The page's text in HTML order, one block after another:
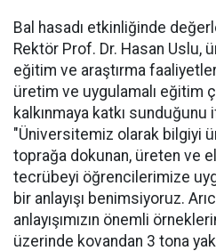
Bal hasadı etkinliğinde
Rektör Prof. Dr. Hasan Uslu,
eğitim ve araştırma
üretim ve uygulamalı eğitim
kalkınmaya katkı
"Üniversitemiz olarak bilgiyi
toprağa dokunan, üreten ve
tecrübeyi öğrencilerimize
bir anlayışı benimsiyoruz.
anlayışımızın önemli
üzerinde kovandan 3 tona